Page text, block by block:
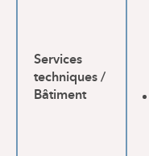
Services
techniques /
Bâtiment